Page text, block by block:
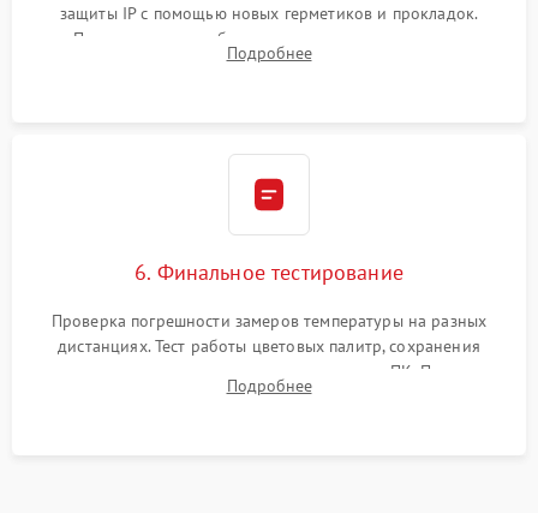
защиты IP с помощью новых герметиков и прокладок.
Программная калибровка матрицы по эталонному
абсолютно черному телу для точного измерения температур.
Подробнее
6. Финальное тестирование
Проверка погрешности замеров температуры на разных
дистанциях. Тест работы цветовых палитр, сохранения
термограмм в память и передачи данных на ПК. Проверка
автономности работы и итоговый контроль качества.
Подробнее